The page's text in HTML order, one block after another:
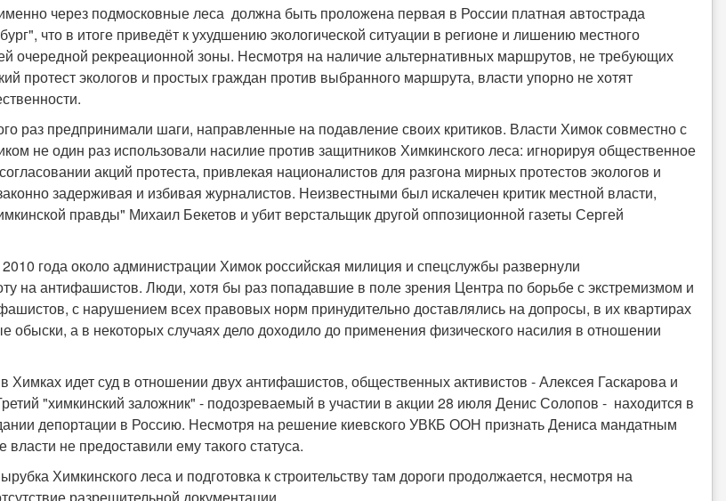
через подмосковные леса должна быть проложена первая в России платная автострада
что в итоге приведёт к ухудшению экологической ситуации в регионе и лишению местного
очередной рекреационной зоны. Несмотря на наличие альтернативных маршрутов, не требующих
протест экологов и простых граждан против выбранного маршрута, власти упорно не хотят
раз предпринимали шаги, направленные на подавление своих критиков. Власти Химок совместно с
не один раз использовали насилие против защитников Химкинского леса: игнорируя общественное
акций протеста, привлекая националистов для разгона мирных протестов экологов и
задерживая и избивая журналистов. Неизвестными был искалечен критик местной власти,
правды" Михаил Бекетов и убит верстальщик другой оппозиционной газеты Сергей
года около администрации Химок российская милиция и спецслужбы развернули
на антифашистов. Люди, хотя бы раз попадавшие в поле зрения Центра по борьбе с экстремизмом и
с нарушением всех правовых норм принудительно доставлялись на допросы, в их квартирах
обыски, а в некоторых случаях дело доходило до применения физического насилия в отношении
Химках идет суд в отношении двух антифашистов, общественных активистов - Алексея Гаскарова и
"химкинский заложник" - подозреваемый в участии в акции 28 июля Денис Солопов - находится в
депортации в Россию. Несмотря на решение киевского УВКБ ООН признать Дениса мандатным
не предоставили ему такого статуса.
Химкинского леса и подготовка к строительству там дороги продолжается, несмотря на